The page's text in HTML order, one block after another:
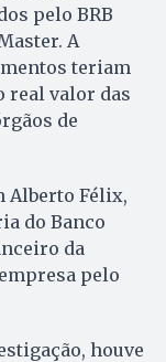
pelo BRB
A
teriam
real valor das
de
Alberto Félix,
do Banco
da
pelo
houve